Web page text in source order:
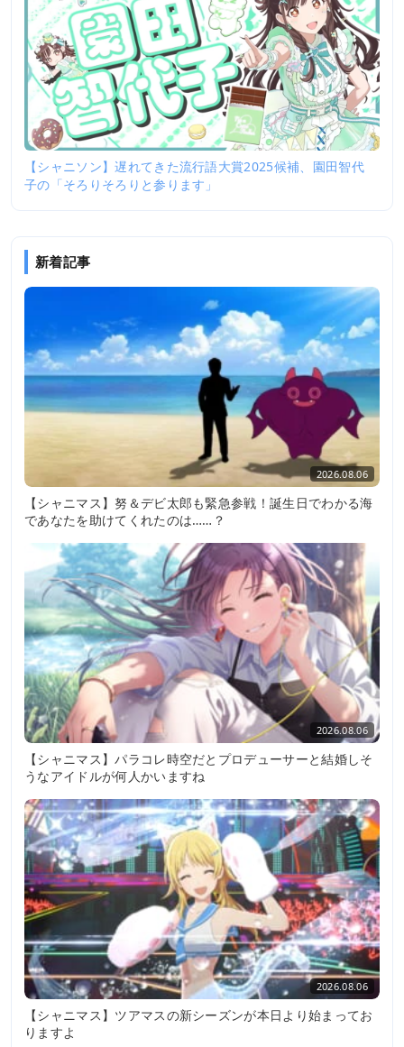
【シャニソン】遅れてきた流行語大賞2025候補、園田智代
子の「そろりそろりと参ります」
新着記事
2026.08.06
【シャニマス】努＆デビ太郎も緊急参戦！誕生日でわかる海
であなたを助けてくれたのは……？
2026.08.06
【シャニマス】パラコレ時空だとプロデューサーと結婚しそ
うなアイドルが何人かいますね
2026.08.06
【シャニマス】ツアマスの新シーズンが本日より始まってお
りますよ